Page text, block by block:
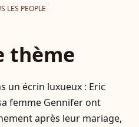
LES PEOPLE
thème
un écrin luxueux : Eric
femme Gennifer ont
après leur mariage,